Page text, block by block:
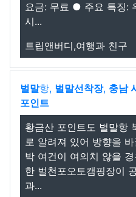
요금: 무료 ● 주요 특징:
시...
트립앤버디,여행과 친구
벌말항, 벌말선착장, 충남
포인트
황금산 포인트도 벌말항
로 알려져 있어 방향을
박 여건이 여의치 않을
한 벌천포오토캠핑장이
과...